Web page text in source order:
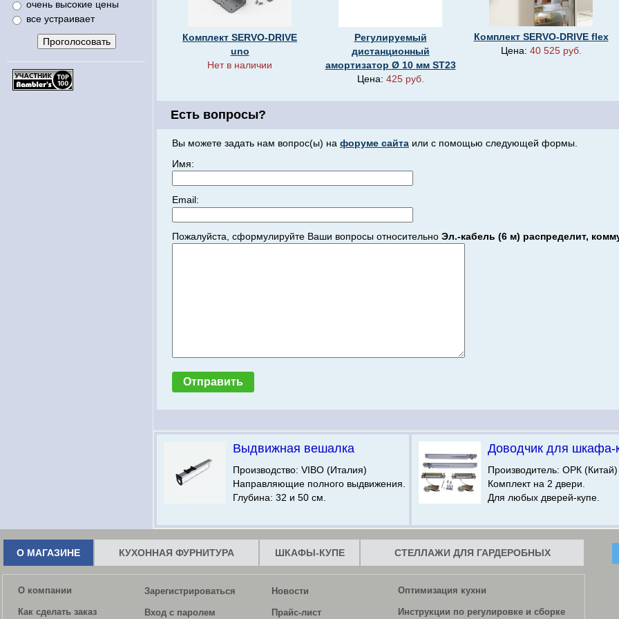
очень высокие цены
все устраивает
Комплект SERVO-DRIVE
uno
Нет в наличии
Регулируемый
дистанционный
амортизатор Ø 10 мм ST23
Цена: 425 руб.
Комплект SERVO-DRIVE flex
Цена: 40 525 руб.
Есть вопросы?
Вы можете задать нам вопрос(ы) на форуме сайта или с помощью следующей формы.
Имя:
Email:
Пожалуйста, сформулируйте Ваши вопросы относительно Эл.-кабель (6 м) распределит,
Выдвижная вешалка
Производство: VIBO (Италия)
Направляющие полного выдвижения.
Глубина: 32 и 50 см.
Доводчик для шкафа-
Производитель: ОРК (Китай)
Комплект на 2 двери.
Для любых дверей-купе.
О МАГАЗИНЕ КУХОННАЯ ФУРНИТУРА ШКАФЫ-КУПЕ СТЕЛЛАЖИ ДЛЯ ГАРДЕРОБНЫХ
О компании
Как сделать заказ
Зарегистрироваться
Вход с паролем
Новости
Прайс-лист
Оптимизация кухни
Инструкции по регулировке и сборке